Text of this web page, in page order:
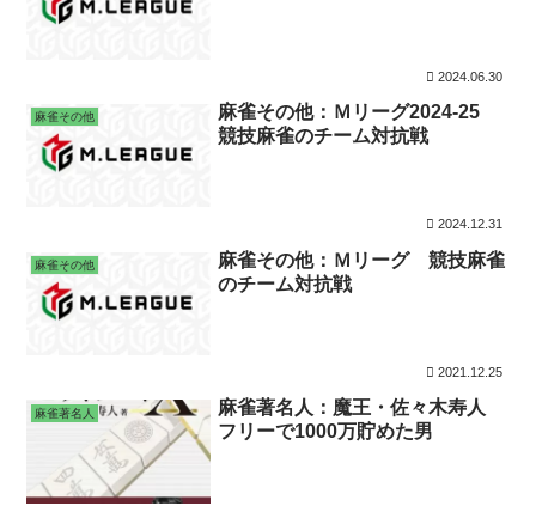
2024.06.30
麻雀その他
麻雀その他：Ｍリーグ2024-25
競技麻雀のチーム対抗戦
2024.12.31
麻雀その他
麻雀その他：Ｍリーグ 競技麻雀
のチーム対抗戦
2021.12.25
麻雀著名人
麻雀著名人：魔王・佐々木寿人
フリーで1000万貯めた男